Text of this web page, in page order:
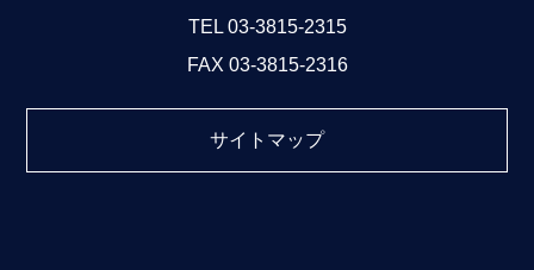
サイトマップ
TEL 03-3815-2315
FAX 03-3815-2316